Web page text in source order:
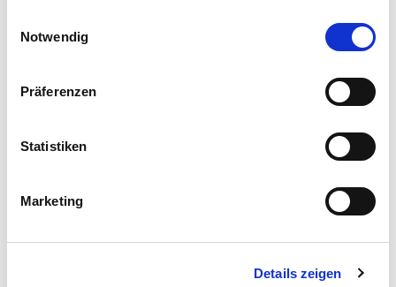
Notwendig
Präferenzen
Statistiken
Marketing
Details zeigen
Inhalt:6 l (1 l = 0,67 €)